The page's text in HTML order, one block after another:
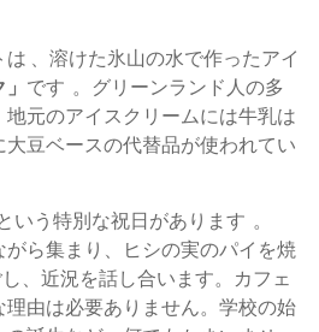
、溶けた氷山の水で作ったアイ
です 。グリーンランド人の多
地元のアイスクリームには牛乳は
大豆ベースの代替品が使われてい
という特別な祝日があります 。
がら集まり、ヒシの実のパイを焼
、近況を話し合います。カフェ
理由は必要ありません。学校の始